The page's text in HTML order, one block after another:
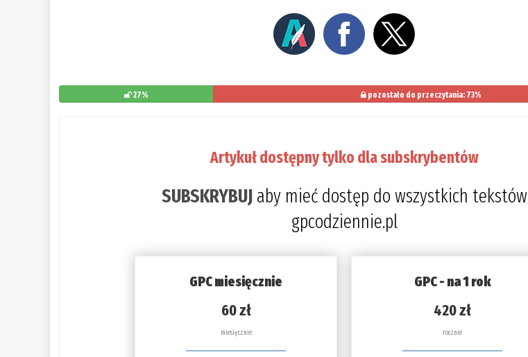
27% pozostało do przeczytania: 73%
Artykuł dostępny tylko dla subskrybentów
SUBSKRYBUJaby mieć dostęp do wszystkich tekstów
gpcodziennie.pl
GPC miesięcznie
60 zł
miesięcznie
GPC - na 1 rok
420 zł
rocznie